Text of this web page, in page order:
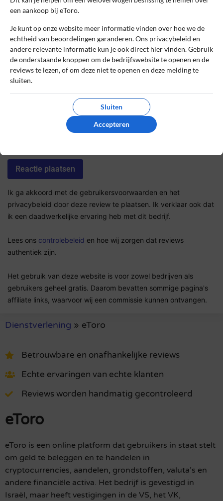
Sterrenbeoordeling *
De review *
Ik ga akkoord met de gebruikersvoorwaarden en het
privacybeleid door deze review te plaatsen. Ik verklaar ook dat
ik een daadwerkelijke ervaring heb met dit bedrijf.
Lees ons controlebeleid en hoe wij zorgen dat reviews
authentiek zijn.
Het gebruik van deze website is voor zowel bedrijven als
gebruikers geheel gratis. Daarom bevatten sommige pagina's
affiliate links, waarvoor wij een commissie kunnen ontvangen.
Dienstverlening » eToro
Betrouwbare en onafhankelijke reviews
Echte ervaringen van echte klanten
Reviews worden handmatig gecontroleerd
eToro
eToro is een online platform dat gebruikers in staat stelt
om geld te beleggen en te handelen in
cryptocurrencies, aandelen, grondstoffen, valuta’s en
andere financiële activa. Het bedrijf is gevestigd in
Israël, maar heeft vestigingen in de VS, het VK,
een aankoop bij eToro.
Je kunt op onze website meer informatie vinden over hoe we de
echtheid van beoordelingen garanderen. Ons privacybeleid en
andere relevante informatie kun je ook direct hier vinden. Gebruik
de onderstaande knoppen om de bedrijfswebsite te openen en de
reviews te lezen, of om deze niet te openen en deze melding te
sluiten.
Sluiten
Accepteren